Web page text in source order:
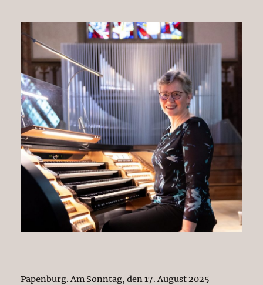
Papenburg. Am Sonntag, den 17. August 2025